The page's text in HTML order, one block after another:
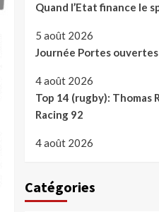
Quand l’Etat finance le
5 août 2026
Journée Portes
4 août 2026
Top 14 (rugby): Thomas
Racing 92
4 août 2026
Catégories